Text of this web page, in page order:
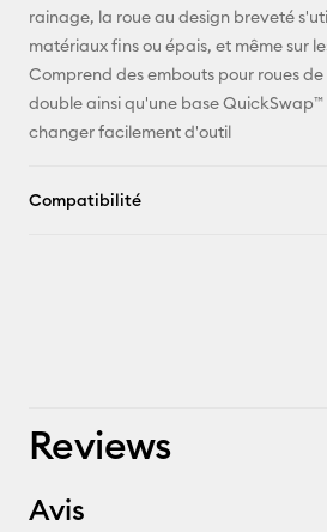
rainage, la roue au design breveté
matériaux fins ou épais, et même sur
Comprend des embouts pour roues
double ainsi qu'une base
changer facilement d'outil
Compatibilité
Reviews